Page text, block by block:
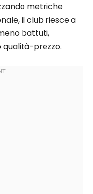
metriche
il club riesce a
battuti,
prezzo.